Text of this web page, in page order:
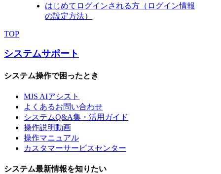
はじめてログインされる方（ログイン情報
の設定方法）
TOP
システムサポート
システム操作で困ったとき
MJS AIアシスト
よくあるお問い合わせ
システムQ&A集・活用ガイド
操作説明動画
操作マニュアル
カスタマーサービスセンター
システム最新情報を知りたい